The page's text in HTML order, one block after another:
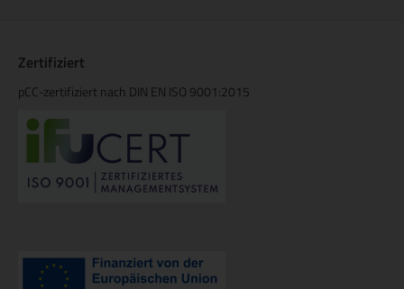
Zertifiziert
pCC-zertifiziert nach DIN EN ISO 9001:2015